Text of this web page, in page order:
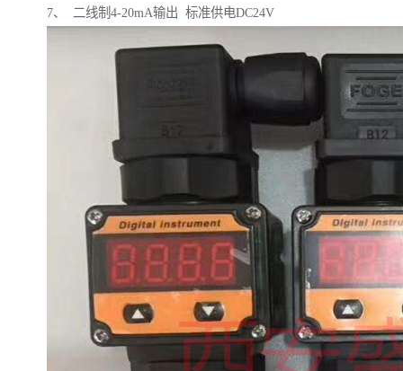
7、 二线制4-20mA输出 标准供电DC24V